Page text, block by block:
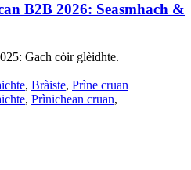
B2B 2026: Seasmhach &
Gach còir glèidhte.
, Bràiste, Prìne cruan
, Prìnichean cruan,